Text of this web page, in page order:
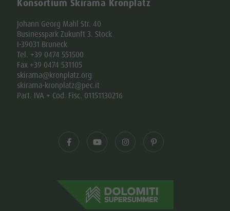
Konsortium Skirama Kronplatz
Johann Georg Mahl Str. 40
Businesspark Zukunft 3. Stock
I-39031 Bruneck
Tel. +39 0474 551500
Fax +39 0474 531105
skirama@kronplatz.org
skirama-kronplatz@pec.it
Part. IVA + Cod. Fisc. 01151130216